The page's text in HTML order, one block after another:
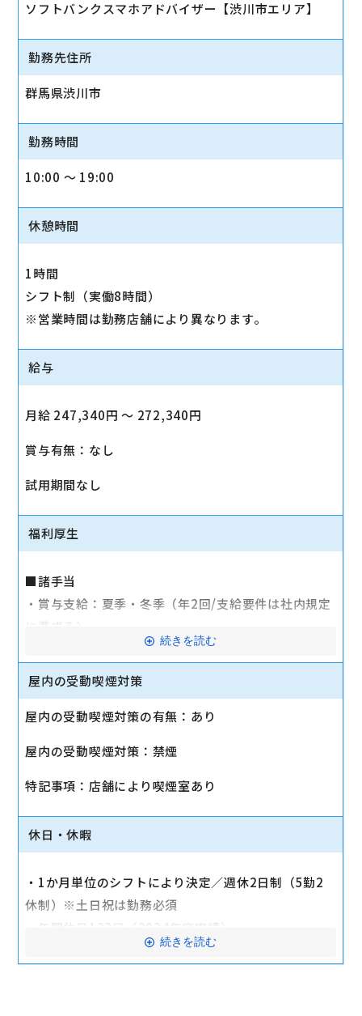
ソフトバンクスマホアドバイザー【渋川市エリア】
勤務先住所
群馬県渋川市
勤務時間
10:00 〜 19:00
休憩時間
1時間
シフト制（実働8時間）
※営業時間は勤務店舗により異なります。
給与
月給 247,340円 〜 272,340円
賞与有無：なし
試用期間なし
福利厚生
■諸手当
・賞与支給：夏季・冬季（年2回/支給要件は社内規定
に準ずる）
・時間外手当あり（平均残業時間：10h/月）
・通勤手当支給（規定あり）
災保険）
・入社時に研修有（職種・地域によって研修日程が異
なる）
・制服貸与
等）
交通費全額支給
続きを読む
屋内の受動喫煙対策
屋内の受動喫煙対策の有無：あり
屋内の受動喫煙対策：禁煙
特記事項：店舗により喫煙室あり
休日・休暇
・1か月単位のシフトにより決定／週休2日制（5勤2
休制）※土日祝は勤務必須
・年間休日123日（2024年度実績）
・有給休暇：6か月勤務後11日付与
続きを読む